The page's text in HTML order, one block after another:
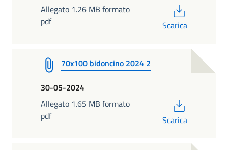
Allegato 1.26 MB formato
pdf
Scarica
70x100 bidoncino 2024 2
30-05-2024
Allegato 1.65 MB formato
pdf
Scarica